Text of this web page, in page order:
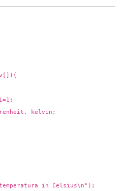
kelvin;
in Celsius\n");